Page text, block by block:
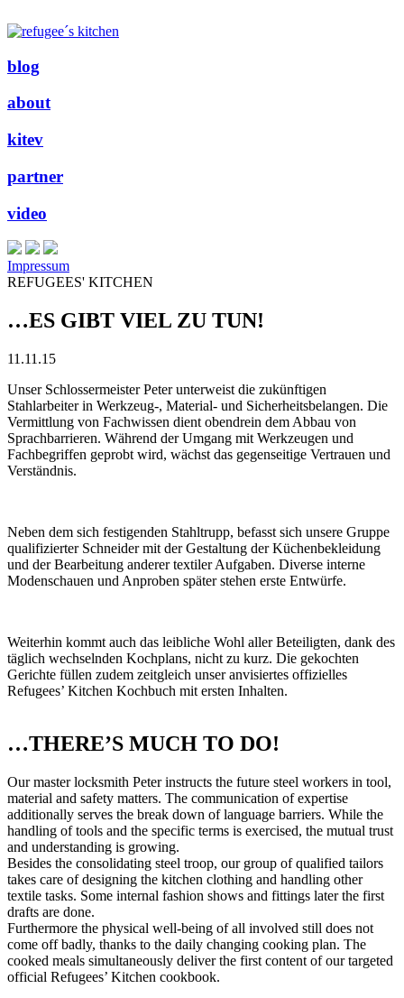
blog
about
kitev
partner
video
Impressum
REFUGEES' KITCHEN
…ES GIBT VIEL ZU TUN!
11.11.15
Unser Schlossermeister Peter unterweist die zukünftigen
Stahlarbeiter in Werkzeug-, Material- und Sicherheitsbelangen. Die
Vermittlung von Fachwissen dient obendrein dem Abbau von
Sprachbarrieren. Während der Umgang mit Werkzeugen und
Fachbegriffen geprobt wird, wächst das gegenseitige Vertrauen und
Verständnis.
Neben dem sich festigenden Stahltrupp, befasst sich unsere Gruppe
qualifizierter Schneider mit der Gestaltung der Küchenbekleidung
und der Bearbeitung anderer textiler Aufgaben. Diverse interne
Modenschauen und Anproben später stehen erste Entwürfe.
Weiterhin kommt auch das leibliche Wohl aller Beteiligten, dank des
täglich wechselnden Kochplans, nicht zu kurz. Die gekochten
Gerichte füllen zudem zeitgleich unser anvisiertes offizielles
Refugees’ Kitchen Kochbuch mit ersten Inhalten.
…THERE’S MUCH TO DO!
Our master locksmith Peter instructs the future steel workers in tool,
material and safety matters. The communication of expertise
additionally serves the break down of language barriers. While the
handling of tools and the specific terms is exercised, the mutual trust
and understanding is growing.
Besides the consolidating steel troop, our group of qualified tailors
takes care of designing the kitchen clothing and handling other
textile tasks. Some internal fashion shows and fittings later the first
drafts are done.
Furthermore the physical well-being of all involved still does not
come off badly, thanks to the daily changing cooking plan. The
cooked meals simultaneously deliver the first content of our targeted
official Refugees’ Kitchen cookbook.